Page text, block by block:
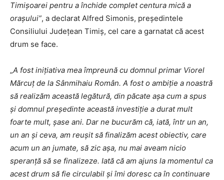
Timișoarei pentru a închide complet centura mică a
orașului”, a declarat Alfred Simonis, președintele
Consiliului Județean Timiș, cel care a garnatat că acest
drum se face.
„A fost inițiativa mea împreună cu domnul primar Viorel
Mărcuț de la Sânmihaiu Român. A fost o ambiție a noastră
să realizăm această legătură, din păcate așa cum a spus
și domnul președinte această investiție a durat mult
foarte mult, șase ani. Dar ne bucurăm că, iată, într un an,
un an și ceva, am reușit să finalizăm acest obiectiv, care
acum un an jumate, să zic așa, nu mai aveam nicio
speranță să se finalizeze. Iată că am ajuns la momentul ca
acest drum să fie circulabil și îmi doresc ca în continuare